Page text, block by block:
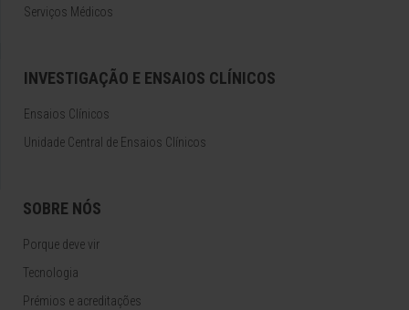
Serviços Médicos
INVESTIGAÇÃO E ENSAIOS CLÍNICOS
Ensaios Clínicos
Unidade Central de Ensaios Clínicos
SOBRE NÓS
Porque deve vir
Tecnologia
Prémios e acreditações